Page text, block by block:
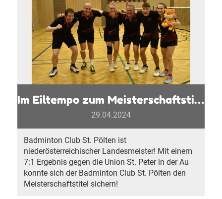
Im Eiltempo zum Meisterschaftstitel
29.04.2024
Badminton Club St. Pölten ist
niederösterreichischer Landesmeister! Mit einem
7:1 Ergebnis gegen die Union St. Peter in der Au
konnte sich der Badminton Club St. Pölten den
Meisterschaftstitel sichern!